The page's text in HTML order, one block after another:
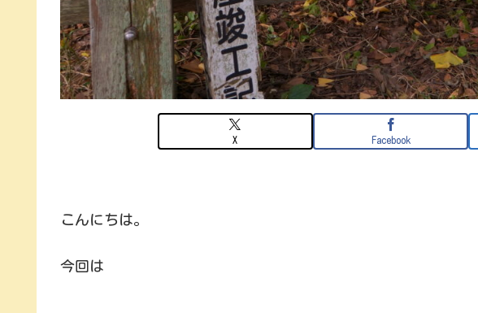
X Facebook
こんにちは。
今回は